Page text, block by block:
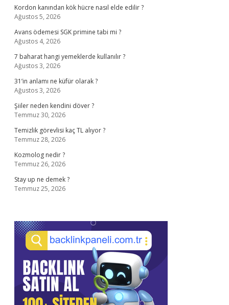
Kordon kanından kök hücre nasıl elde edilir ?
Ağustos 5, 2026
Avans ödemesi SGK primine tabi mi ?
Ağustos 4, 2026
7 baharat hangi yemeklerde kullanılır ?
Ağustos 3, 2026
31’in anlamı ne küfür olarak ?
Ağustos 3, 2026
Şiiler neden kendini döver ?
Temmuz 30, 2026
Temizlik görevlisi kaç TL alıyor ?
Temmuz 28, 2026
Kozmolog nedir ?
Temmuz 26, 2026
Stay up ne demek ?
Temmuz 25, 2026